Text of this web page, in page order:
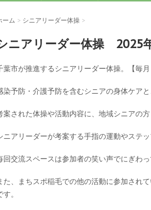
ーム > シニアリーダー体操 >
ニアリーダー体操 2025
葉市が推進するシニアリーダー体操。【
染予防・介護予防を含むシニアの身体ケア
案された体操や活動内容に、地域シニアの
ニアリーダーが考案する手指の運動やステ
回交流スペースは参加者の笑い声でにぎわ
た、まちスポ稲毛での他の活動に参加され
す。